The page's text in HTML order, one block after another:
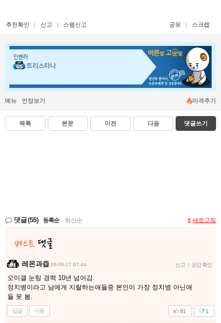
추천확인 신고 스팸신고 공유 스크랩
인벤러
트리스타나
메뉴 인장보기 마격주기
목록 본문 이전 다음 댓글쓰기
댓글(55) 등록순 최신순 새로고침
레몬과즙 26-06-17 07:44 신고 | 공감 확인
오이갤 눈팅 경력 10년 넘어감.
정치병이라고 남에게 지랄하는애들중 본인이 가장 정치병 아닌애
들 못 봄.
답글 이동 1
81